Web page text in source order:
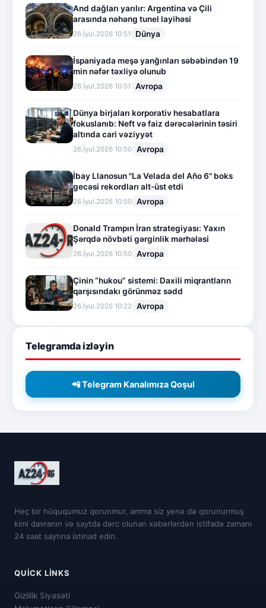
And dağları yarılır: Argentina və Çili
arasında nəhəng tunel layihəsi
26.İyul.2026 10:51 Dünya
İspaniyada meşə yanğınları səbəbindən 19
min nəfər təxliyə olunub
26.İyul.2026 10:51 Avropa
Dünya birjaları korporativ hesabatlara
fokuslanıb: Neft və faiz dərəcələrinin təsiri
altında cari vəziyyət
26.İyul.2026 10:50 Avropa
İbay Llanosun "La Velada del Año 6" boks
gecəsi rekordları alt-üst etdi
26.İyul.2026 10:50 Avropa
Donald Trampın İran strategiyası: Yaxın
Şərqdə növbəti gərginlik mərhələsi
26.İyul.2026 10:50 Avropa
Çinin “hukou” sistemi: Daxili miqrantların
qarşısındakı görünməz sədd
26.İyul.2026 10:22 Avropa
Telegramda izləyin
📲 Telegram Kanalımıza Qoşul
Heç bir hüququmuz qorunmur, amma siz yenə də qorunurmuş
kimi davranın və saytda dərc olunan xəbərlərdən istifadə zamanı
24 saat saytına istinad edin.
QUICK LINKS
Gizlilik Siyasəti